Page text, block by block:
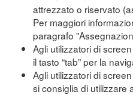
attrezzato o riservato
Per maggiori
paragrafo
Agli utilizzatori di
il tasto “tab” per la
Agli utilizzatori di
si consiglia di utilizzare